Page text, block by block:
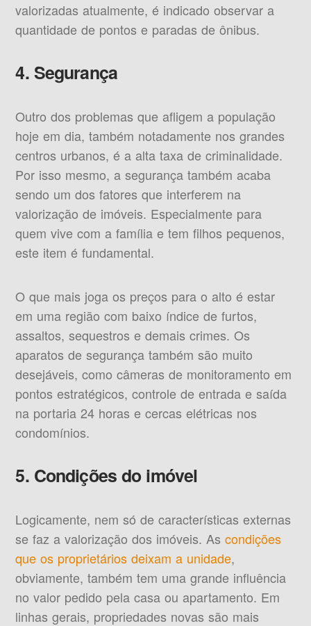
valorizadas atualmente, é indicado observar a
quantidade de pontos e paradas de ônibus.
4. Segurança
Outro dos problemas que afligem a população
hoje em dia, também notadamente nos grandes
centros urbanos, é a alta taxa de criminalidade.
Por isso mesmo, a segurança também acaba
sendo um dos fatores que interferem na
valorização de imóveis. Especialmente para
quem vive com a família e tem filhos pequenos,
este item é fundamental.
O que mais joga os preços para o alto é estar
em uma região com baixo índice de furtos,
assaltos, sequestros e demais crimes. Os
aparatos de segurança também são muito
desejáveis, como câmeras de monitoramento em
pontos estratégicos, controle de entrada e saída
na portaria 24 horas e cercas elétricas nos
condomínios.
5. Condições do imóvel
Logicamente, nem só de características externas
se faz a valorização dos imóveis. Ascondições
que os proprietários deixam a unidade,
obviamente, também tem uma grande influência
no valor pedido pela casa ou apartamento. Em
linhas gerais, propriedades novas são mais